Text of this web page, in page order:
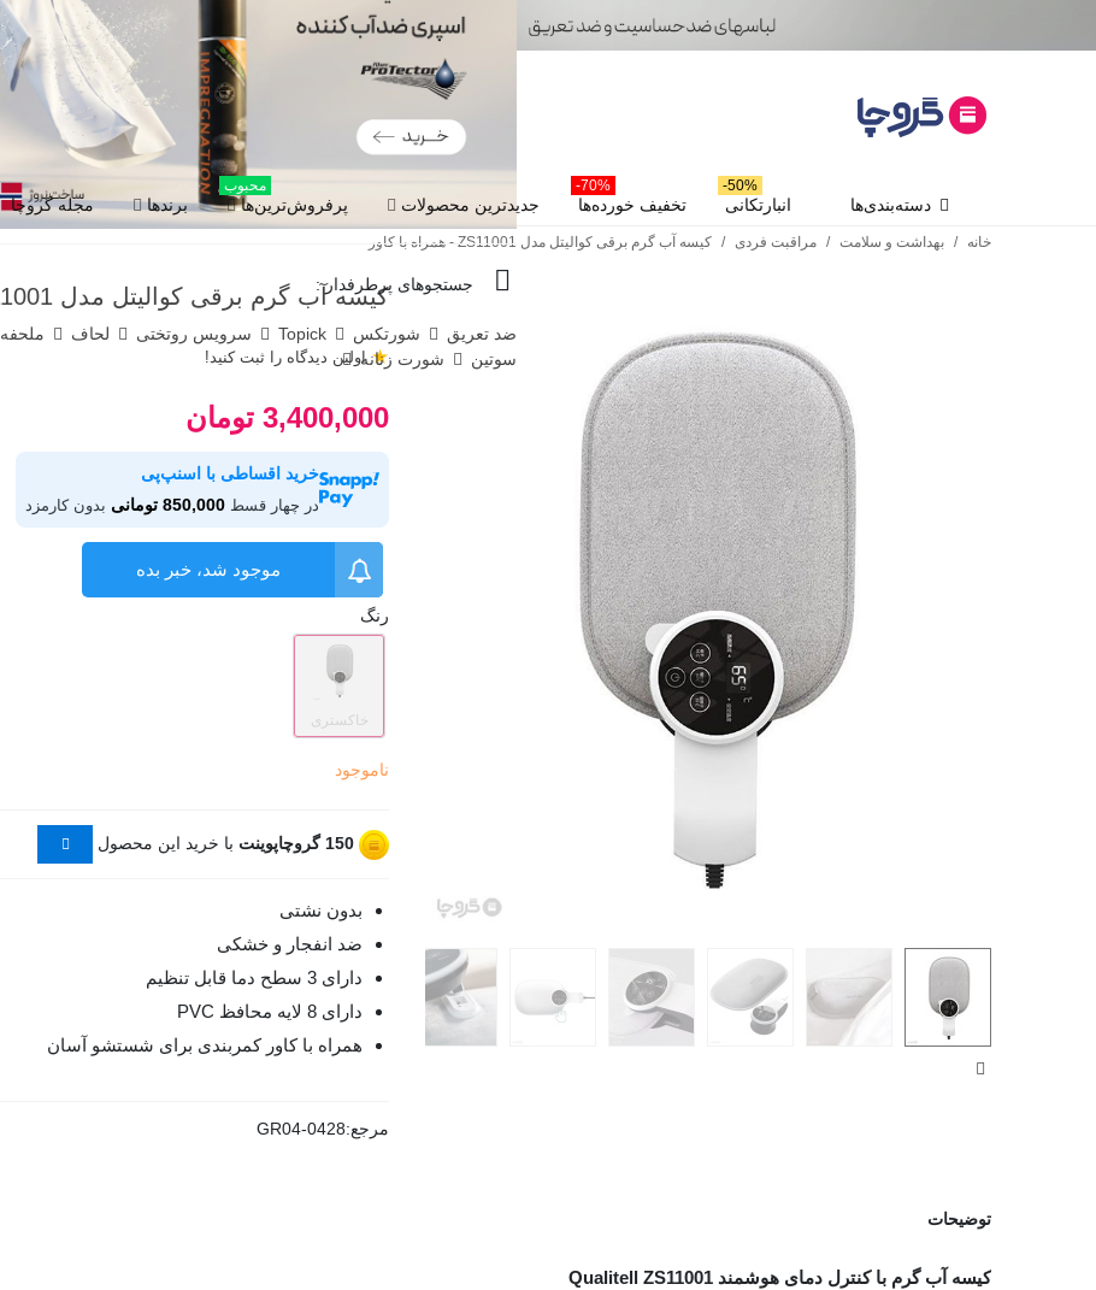
جستجوهای پرطرفدار :
ضد تعریق شورتکس Topick سرویس روتختی لحاف
ملحفه
سوتین
شورت زنانه
دسته‌بندی‌ها انبارتکانی
50%-
تخفیف خورده‌ها
70%-
جدیدترین محصولات پرفروش‌ترین‌ها
محبوب
برندها مجله گروچا
خانه / بهداشت و سلامت / مراقبت فردی / کیسه آب گرم برقی کوالیتل مدل ZS11001 - همراه با کاور
کیسه آب گرم برقی کوالیتل مدل ZS11001 - همراه با کاور
اولین دیدگاه را ثبت کنید! ★
3,400,000 تومان
خرید اقساطی با اسنپ‌پی
در چهار قسط 850,000 تومانی بدون کارمزد
موجود شد، خبر بده
رنگ
خاکستری
ناموجود
150 گروچاپوینت با خرید این محصول
بدون نشتی
ضد انفجار و خشکی
دارای 3 سطح دما قابل تنظیم
دارای 8 لایه محافظ PVC
همراه با کاور کمربندی برای شستشو آسان
مرجع:GR04-0428
توضیحات
کیسه آب گرم با کنترل دمای هوشمند Qualitell ZS11001